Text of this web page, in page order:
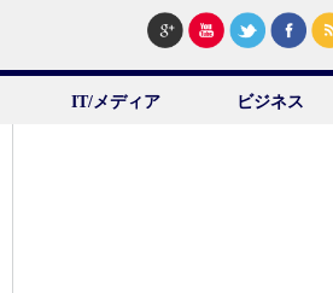
IT/メディア ビジネス